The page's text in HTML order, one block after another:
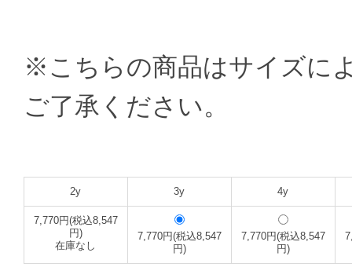
※こちらの商品はサイズに
ご了承ください。
2y 3y 4y
7,770円(税込8,547
円)
在庫なし
7,770円(税込8,547
円)
7,770円(税込8,547
円)